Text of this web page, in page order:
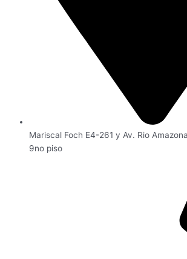
Mariscal Foch E4-261 y Av. Rio
9no piso